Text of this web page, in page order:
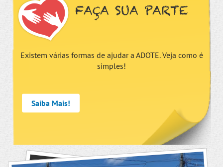
FAÇA SUA PARTE
Existem várias formas de ajudar a ADOTE. Veja como é
simples!
Saiba Mais!